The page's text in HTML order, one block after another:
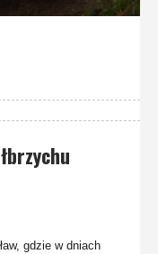
gdzie w dniach